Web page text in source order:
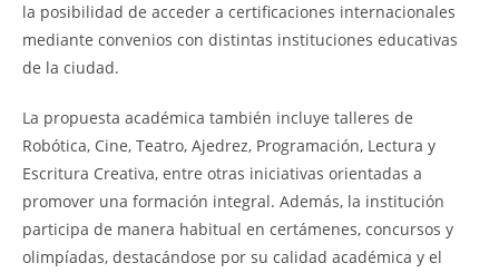
la posibilidad de acceder a certificaciones internacionales
mediante convenios con distintas instituciones educativas
de la ciudad.
La propuesta académica también incluye talleres de
Robótica, Cine, Teatro, Ajedrez, Programación, Lectura y
Escritura Creativa, entre otras iniciativas orientadas a
promover una formación integral. Además, la institución
participa de manera habitual en certámenes, concursos y
olimpíadas, destacándose por su calidad académica y el